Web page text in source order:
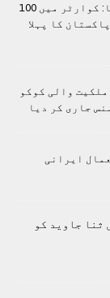
1, یو بی ایل نے ریکارڈ توڑ دیا: کوارٹر میں 100
کا پہلا
والی کوکو
ایرانی
ثنا جاوید کو